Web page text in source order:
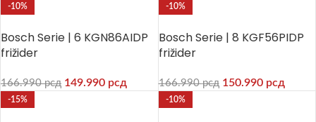
-10%
Bosch Serie | 6 KGN86AIDP
frižider
166.990рсд 149.990 рсд
-10%
Bosch Serie | 8 KGF56PIDP
frižider
166.990рсд 150.990 рсд
-15% -10%